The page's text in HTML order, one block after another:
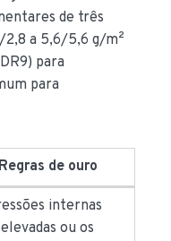
de três
2,8 a 5,6/5,6 g/m²
para
para
Regras de ouro
internas
ou os